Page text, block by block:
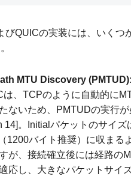
びQUICの実装には、いくつ
MTU Discovery (PMTUD):
は、TCPのように自動的に
ないため、PMTUDの実行が
14]。Initialパケットのサイズ
1200バイト推奨）に収まる
が、接続確立後には経路の
応し、大きなパケットサイ